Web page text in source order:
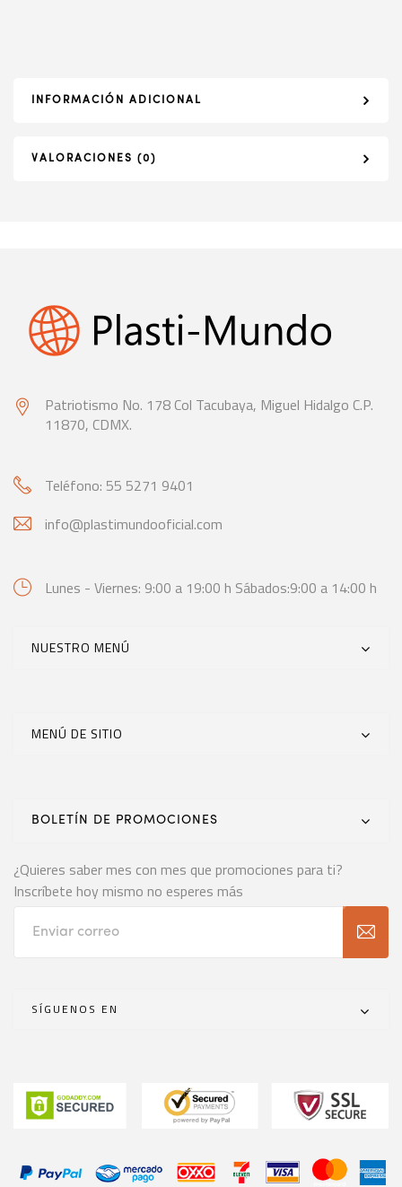
INFORMACIÓN ADICIONAL
VALORACIONES (0)
Patriotismo No. 178 Col Tacubaya, Miguel Hidalgo C.P.
11870, CDMX.
Teléfono: 55 5271 9401
info@plastimundooficial.com
Lunes - Viernes: 9:00 a 19:00 h Sábados:9:00 a 14:00 h
NUESTRO MENÚ
MENÚ DE SITIO
BOLETÍN DE PROMOCIONES
¿Quieres saber mes con mes que promociones para ti?
Inscríbete hoy mismo no esperes más
SÍGUENOS EN